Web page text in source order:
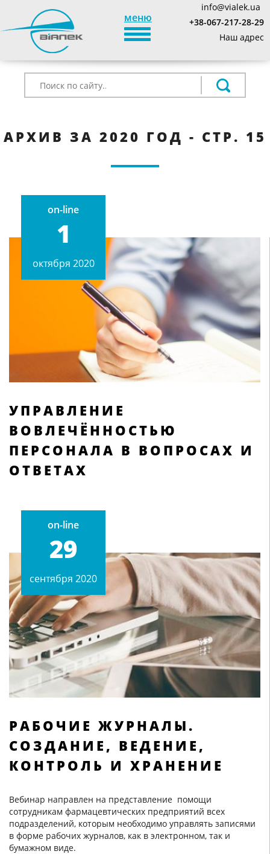
меню
TOGGLE_NAVIGATION
info@vialek.ua
+38-067-217-28-29
Наш адрес
АРХИВ ЗА 2020 ГОД - СТР. 15
on-line
1
октября 2020
УПРАВЛЕНИЕ
ВОВЛЕЧЁННОСТЬЮ
ПЕРСОНАЛА В ВОПРОСАХ И
ОТВЕТАХ
on-line
29
сентября 2020
РАБОЧИЕ ЖУРНАЛЫ.
СОЗДАНИЕ, ВЕДЕНИЕ,
КОНТРОЛЬ И ХРАНЕНИЕ
Вебинар направлен на представление помощи
сотрудникам фармацевтических предприятий всех
подразделений, которым необходимо управлять записями
в форме рабочих журналов, как в электронном, так и
бумажном виде.